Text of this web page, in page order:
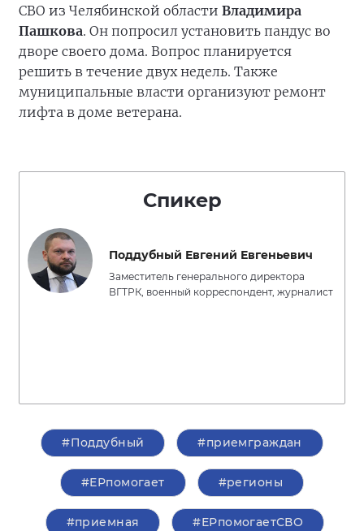
СВО из Челябинской области Владимира
Пашкова. Он попросил установить пандус во
дворе своего дома. Вопрос планируется
решить в течение двух недель. Также
муниципальные власти организуют ремонт
лифта в доме ветерана.
Спикер
Поддубный Евгений Евгеньевич
Заместитель генерального директора
ВГТРК, военный корреспондент, журналист
#Поддубный #приемграждан
#ЕРпомогает #регионы
#приемная #ЕРпомогаетСВО